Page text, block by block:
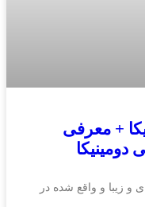
+ معرفی
دومینیکا
و زیبا و واقع شده در